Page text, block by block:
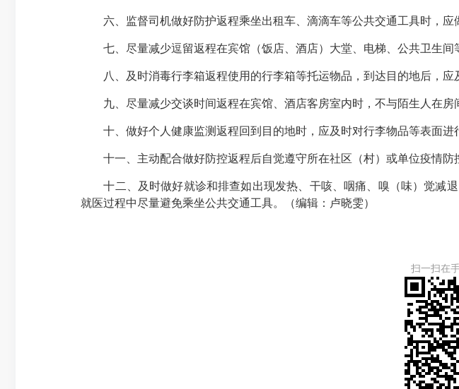
六、监督司机做好防护返程乘坐出租车、滴滴车等公共交通工具时，应
七、尽量减少逗留返程在宾馆（饭店、酒店）大堂、电梯、公共卫生间
八、及时消毒行李箱返程使用的行李箱等托运物品，到达目的地后，应
九、尽量减少交谈时间返程在宾馆、酒店客房室内时，不与陌生人在房
十、做好个人健康监测返程回到目的地时，应及时对行李物品等表面进
十一、主动配合做好防控返程后自觉遵守所在社区（村）或单位疫情防
十二、及时做好就诊和排查如出现发热、干咳、咽痛、嗅（味）觉减退
就医过程中尽量避免乘坐公共交通工具。（编辑：卢晓雯）
扫一扫在